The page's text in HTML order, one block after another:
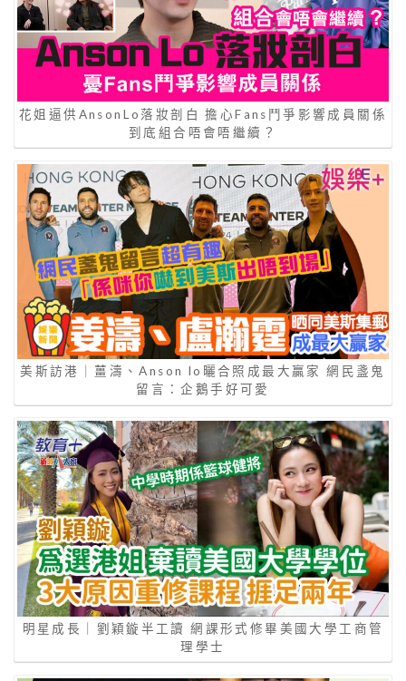
花姐逼供AnsonLo落妝剖白 擔心Fans鬥爭影響成員關係
到底組合唔會唔繼續？
美斯訪港｜薑濤、Anson lo曬合照成最大贏家 網民盞鬼
留言：企鵝手好可愛
明星成長｜劉穎鏇半工讀 網課形式修畢美國大學工商管
理學士